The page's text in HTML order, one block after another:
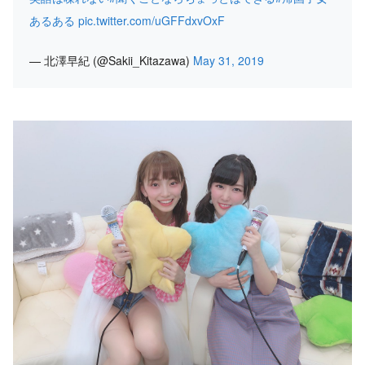
あるある pic.twitter.com/uGFFdxvOxF
— 北澤早紀 (@Sakii_Kitazawa) May 31, 2019